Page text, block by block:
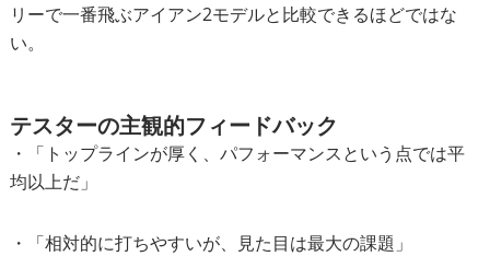
リーで一番飛ぶアイアン2モデルと比較できるほどではな
い。
テスターの主観的フィードバック
・「トップラインが厚く、パフォーマンスという点では平
均以上だ」
・「相対的に打ちやすいが、見た目は最大の課題」